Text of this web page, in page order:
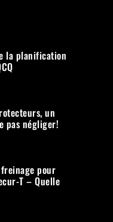
la planification
un
pas négliger!
freinage pour
T – Quelle